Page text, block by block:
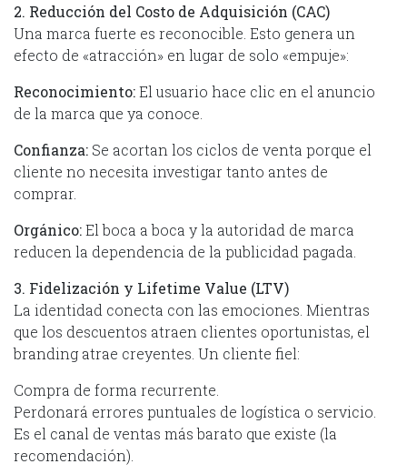
2. Reducción del Costo de Adquisición (CAC)
Una marca fuerte es reconocible. Esto genera un
efecto de «atracción» en lugar de solo «empuje»:
Reconocimiento:El usuario hace clic en el anuncio
de la marca que ya conoce.
Confianza: Se acortan los ciclos de venta porque el
cliente no necesita investigar tanto antes de
comprar.
Orgánico:El boca a boca y la autoridad de marca
reducen la dependencia de la publicidad pagada.
3. Fidelización y Lifetime Value (LTV)
La identidad conecta con las emociones. Mientras
que los descuentos atraen clientes oportunistas, el
branding atrae creyentes. Un cliente fiel:
Compra de forma recurrente.
Perdonará errores puntuales de logística o servicio.
Es el canal de ventas más barato que existe (la
recomendación).